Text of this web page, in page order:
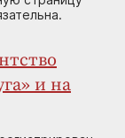
и на